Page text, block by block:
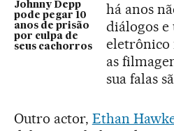
Johnny Depp
pode pegar 10
anos de prisão
por culpa de
seus cachorros
há anos
diálogos
eletrônico
as
sua falas
Outro actor, Ethan